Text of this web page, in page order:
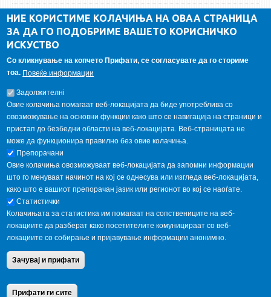
Da Vinci Magazinne
Alumni association
GALLERY
Copyright © 2013 Garnet All Rights Reserved. Designed by
Home
НИЕ КОРИСТИМЕ КОЛАЧИЊА НА ОВАА СТРАНИЦА
ЗА ДА ГО ПОДОБРИМЕ ВАШЕТО КОРИСНИЧКО
ИСКУСТВО
Со кликнување на копчето Прифати, се согласувате да го сториме
тоа. Повеќе информации
Задолжителнi
Овие колачиња помагаат веб-локацијата да биде употреблива со
овозможување на основни функции како што се навигација на страници и
пристап до безбедни области на веб-локацијата. Веб-страницата не
може да функционира правилно без овие колачиња.
Препорачани
Овие колачиња овозможуваат веб-локацијата да запомни информации
што го менуваат начинот на кој се однесува или изгледа веб-локацијата,
како што е вашиот препорачан јазик или регионот во кој се наоѓате.
Статистички
Колачињата за статистика им помагаат на сопствениците на веб-
локациите да разберат како посетителите комуницираат со веб-
локациите со собирање и пријавување информации анонимно.
Зачувај и прифати
Прифати ги сите